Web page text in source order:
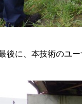
後に、本技術のユ